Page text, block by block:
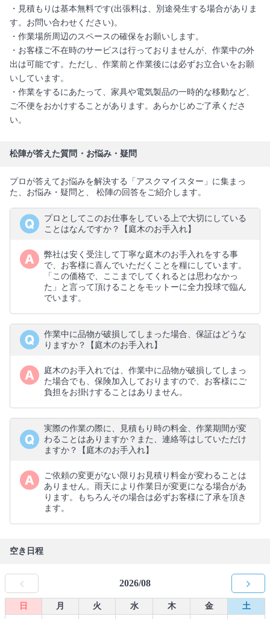
・見積もりは基本無料です(出張料は、別途発生する場合がありま
す。お問い合わせください)。
・作業場所周辺のスペースの確保をお願いします。
・お客様ご不在時のサービスは行っておりませんが、作業中の外
出は可能です。ただし、作業前と作業後には必ずお立合いをお願
いしています。
・作業をするにあたって、家具や電気製品の一時的な移動など、
ご不便をおかけすることがあります。あらかじめご了承くださ
い。
松陣が答えた質問・お悩み・疑問
プロが答えてお悩みを解決する「アスクマイスター」に集まっ
た、お悩み・疑問と、 松陣の回答をご紹介します。
プロとしてこのお仕事をしている上で大切にしている
ことはなんですか？【庭木のお手入れ】
弊社は安く受注して丁寧な庭木のお手入れをする事
で、お客様に喜んでいただくことを糧にしています。
「この価格で、ここまでしてくれるとは思わなかっ
た」と言って頂けることをモットーに全力投球で臨ん
でいます。
作業中に品物が破損してしまった場合、保証はどうな
りますか？【庭木のお手入れ】
庭木のお手入れでは、作業中に品物が破損してしまっ
た場合でも、保険加入しておりますので、お客様にご
負担をお掛けすることはありません。
実際の作業の際に、見積もり時の料金、作業期間が変
わることはありますか？また、連絡等はしていただけ
ますか？【庭木のお手入れ】
ご依頼の変更がない限りお見積り料金が変わることは
ありません。雨天により作業日が変更になる場合があ
ります。もちろんその場合は必ずお客様に了承を頂き
ます。
空き日程
2026/08
日 月 火 水 木 金
土